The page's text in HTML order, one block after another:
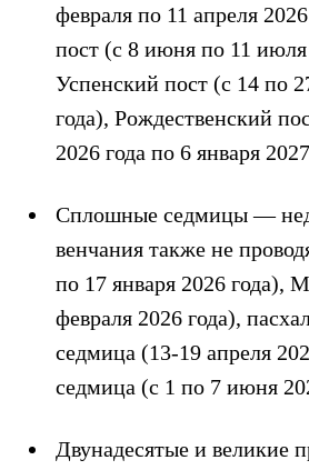
февраля по 11 апреля
пост (с 8 июня по 11 июля
Успенский пост (с 14 по
года), Рождественский
2026 года по 6 января
Сплошные седмицы —
венчания также не
по 17 января 2026 года),
февраля 2026 года),
седмица (13-19 апреля
седмица (с 1 по 7 июня
Двунадесятые и великие